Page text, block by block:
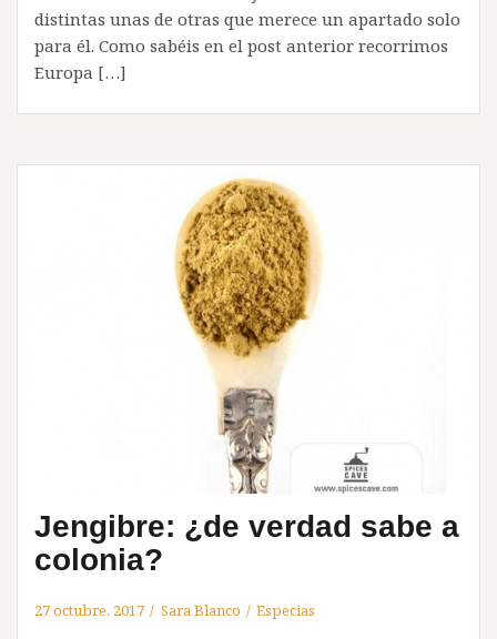
distintas unas de otras que merece un apartado solo
para él. Como sabéis en el post anterior recorrimos
Europa […]
Jengibre: ¿de verdad sabe a
colonia?
27 octubre, 2017 Sara Blanco Especias